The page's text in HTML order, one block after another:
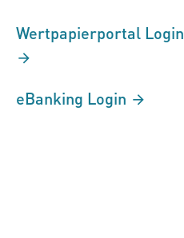
Wertpapierportal Login
eBanking Login